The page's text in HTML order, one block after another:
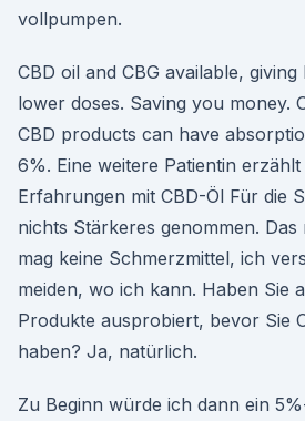
vollpumpen.
CBD oil and CBG available,
lower doses. Saving you money.
CBD products can have
6%. Eine weitere Patientin
Erfahrungen mit CBD-Öl Für die
nichts Stärkeres genommen.
mag keine Schmerzmittel, ich
meiden, wo ich kann. Haben Sie
Produkte ausprobiert, bevor Sie
haben? Ja, natürlich.
Zu Beginn würde ich dann ein